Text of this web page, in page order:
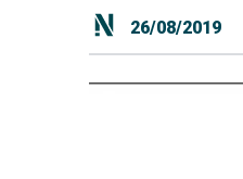
26/08/2019